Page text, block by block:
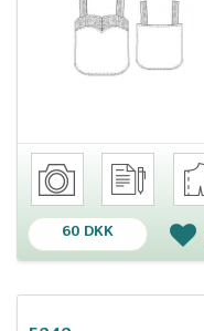
60 DKK